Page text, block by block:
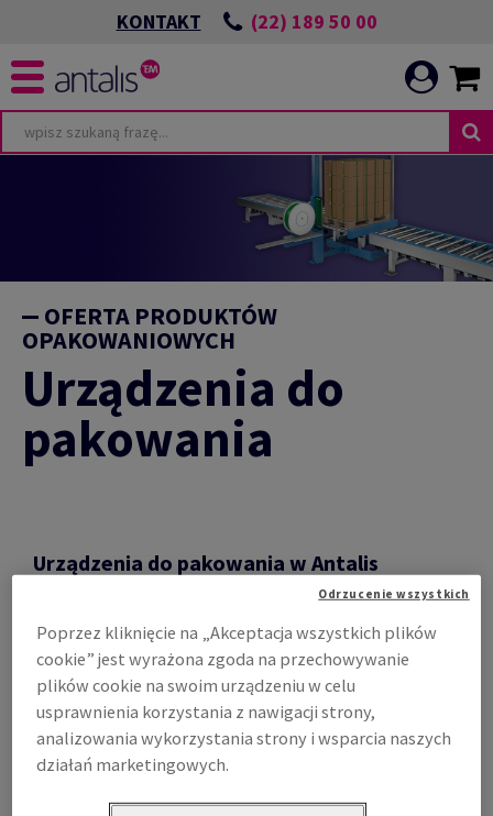
KONTAKT (22) 189 50 00
OFERTA PRODUKTÓW
OPAKOWANIOWYCH
Urządzenia do
pakowania
Urządzenia do pakowania w Antalis
etapie procesu pakowania, w tym przy transportowaniu,
formowaniu i zamykaniu opakowań, amortyzacji i
wypełnianiu, spinaniu, owijaniu palet i wielu innych
czynnościach. Oferujemy urządzenia wiodących
światowych marek takich jak Siat, Hüdig & Rocholz,
Ranpack, Pregis, Sealed Air oraz w pełni spersonalizowane
rozwiązania dopasowane do potrzeb klienta.
Poprzez kliknięcie na „Akceptacja wszystkich plików
cookie” jest wyrażona zgoda na przechowywanie
plików cookie na swoim urządzeniu w celu
usprawnienia korzystania z nawigacji strony,
analizowania wykorzystania strony i wsparcia naszych
działań marketingowych.
Odrzucenie wszystkich